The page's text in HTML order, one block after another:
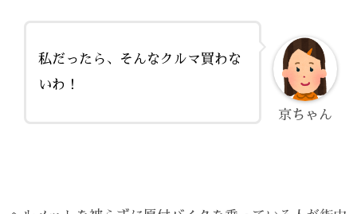
私だったら、そんなクルマ買わな
いわ！
京ちゃん